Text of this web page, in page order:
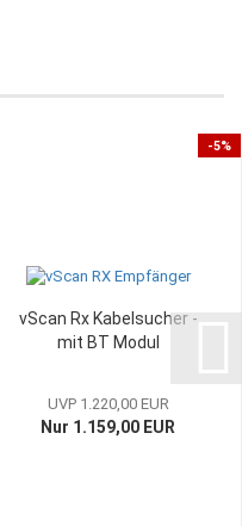
-5%
vScan Rx Kabelsucher -
mit BT Modul
UVP 1.220,00 EUR
Nur 1.159,00 EUR